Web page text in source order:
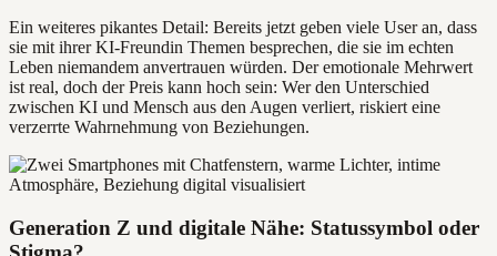
Ein weiteres pikantes Detail: Bereits jetzt geben viele User an, dass
sie mit ihrer KI-Freundin Themen besprechen, die sie im echten
Leben niemandem anvertrauen würden. Der emotionale Mehrwert
ist real, doch der Preis kann hoch sein: Wer den Unterschied
zwischen KI und Mensch aus den Augen verliert, riskiert eine
verzerrte Wahrnehmung von Beziehungen.
Generation Z und digitale Nähe: Statussymbol oder